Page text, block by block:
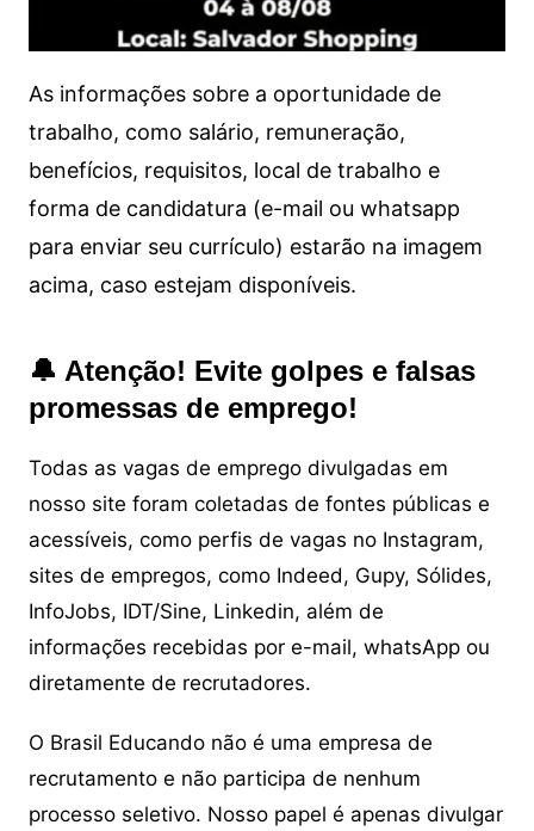
As informações sobre a oportunidade de
trabalho, como salário, remuneração,
benefícios, requisitos, local de trabalho e
forma de candidatura (e-mail ou whatsapp
para enviar seu currículo) estarão na imagem
acima, caso estejam disponíveis.
🔔 Atenção! Evite golpes e falsas
promessas de emprego!
Todas as vagas de emprego divulgadas em
nosso site foram coletadas de fontes públicas e
acessíveis, como perfis de vagas no Instagram,
sites de empregos, como Indeed, Gupy, Sólides,
InfoJobs, IDT/Sine, Linkedin, além de
informações recebidas por e-mail, whatsApp ou
diretamente de recrutadores.
O Brasil Educando não é uma empresa de
recrutamento e não participa de nenhum
processo seletivo. Nosso papel é apenas divulgar